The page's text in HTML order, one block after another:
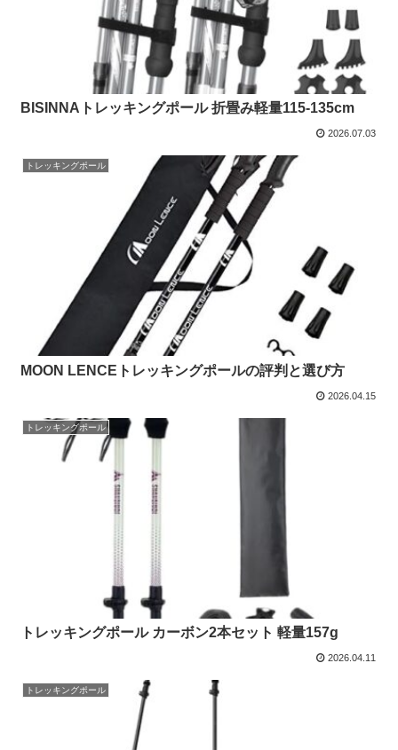
BISINNAトレッキングポール 折畳み軽量115-135cm
2026.07.03
トレッキングポール
MOON LENCEトレッキングポールの評判と選び方
2026.04.15
トレッキングポール
トレッキングポール カーボン2本セット 軽量157g
2026.04.11
トレッキングポール